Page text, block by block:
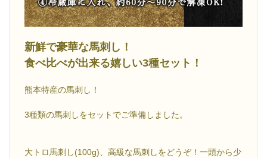
新鮮で豪華な馬刺し！
食べ比べが出来る嬉しい3種セット！
熊本特産の馬刺し！
3種類の馬刺しをセットでご準備しました。
大トロ馬刺し(100g)、高級な馬刺しをどうぞ！一頭から少